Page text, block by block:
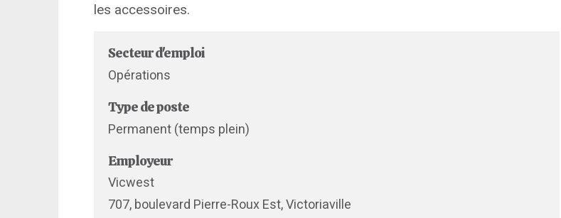
les accessoires.
Secteur d'emploi
Opérations
Type de poste
Permanent (temps plein)
Employeur
Vicwest
707, boulevard Pierre-Roux Est, Victoriaville